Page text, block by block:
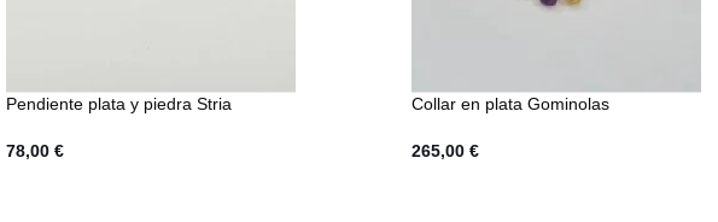
Pendiente plata y piedra Stria
78,00 €
Collar en plata Gominolas
265,00 €